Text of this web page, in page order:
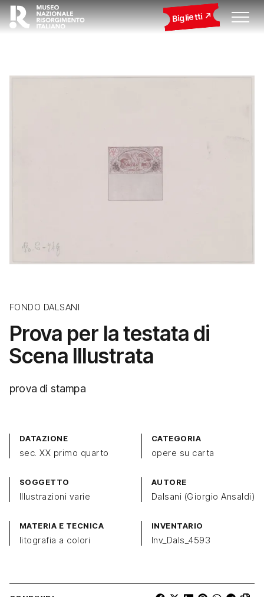
Biglietti
FONDO DALSANI
Prova per la testata di
Scena Illustrata
prova di stampa
DATAZIONE
sec. XX primo quarto
CATEGORIA
opere su carta
SOGGETTO
Illustrazioni varie
AUTORE
Dalsani (Giorgio Ansaldi)
MATERIA E TECNICA
litografia a colori
INVENTARIO
Inv_Dals_4593